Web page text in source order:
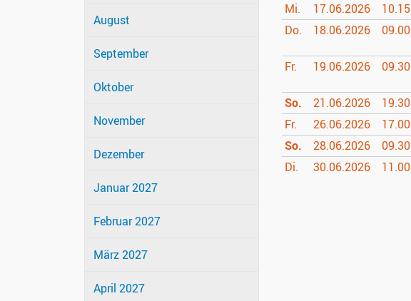
August
September
Oktober
November
Dezember
Januar 2027
Februar 2027
März 2027
April 2027
Mi.
17.06.2026 10.15
Do.
18.06.2026 09.00
Fr.
19.06.2026 09.30
So. 21.06.2026 19.30
Fr.
26.06.2026 17.00
So.
28.06.2026 09.30
Di.
30.06.2026 11.00